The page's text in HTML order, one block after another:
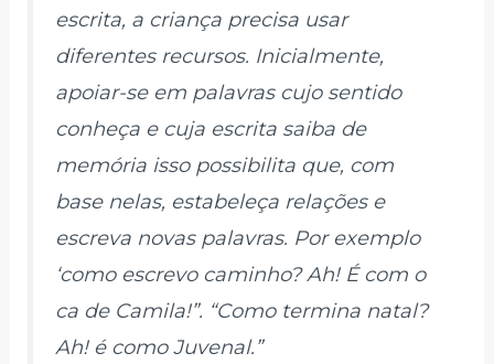
escrita, a criança precisa usar
diferentes recursos. Inicialmente,
apoiar-se em palavras cujo sentido
conheça e cuja escrita saiba de
memória isso possibilita que, com
base nelas, estabeleça relações e
escreva novas palavras. Por exemplo
‘como escrevo caminho? Ah! É com o
ca de Camila!”. “Como termina natal?
Ah! é como Juvenal.”